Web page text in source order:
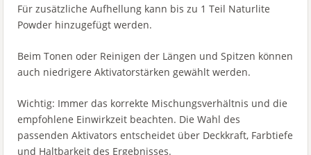
Für zusätzliche Aufhellung kann bis zu 1 Teil Naturlite
Powder hinzugefügt werden.
Beim Tonen oder Reinigen der Längen und Spitzen können
auch niedrigere Aktivatorstärken gewählt werden.
Wichtig: Immer das korrekte Mischungsverhältnis und die
empfohlene Einwirkzeit beachten. Die Wahl des
passenden Aktivators entscheidet über Deckkraft, Farbtiefe
und Haltbarkeit des Ergebnisses.